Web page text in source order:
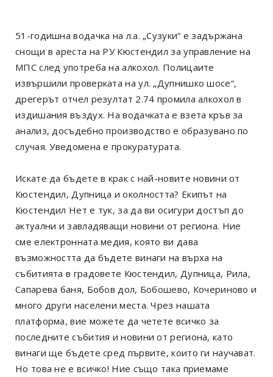
51-годишна водачка на л.а. „Сузуки“ е задържана
снощи в ареста на РУ Кюстендил за управление на
МПС след употреба на алкохол. Полицаите
извършили проверката на ул. „Дупнишко шосе“,
дрегерът отчел резултат 2.74 промила алкохол в
издишания въздух. На водачката е взета кръв за
анализ, досъдебно производство е образувано по
случая. Уведомена е прокуратурата.
Искате да бъдете в крак с най-новите новини от
Кюстендил, Дупница и околността? Екипът на
Кюстендил Нет е тук, за да ви осигури достъп до
актуални и завладяващи новини от региона. Ние
сме електронната медия, която ви дава
възможността да бъдете винаги на върха на
събитията в градовете Кюстендил, Дупница, Рила,
Сапарева баня, Бобов дол, Бобошево, Кочериново и
много други населени места. Чрез нашата
платформа, вие можете да четете всичко за
последните събития и новини от региона, като
винаги ще бъдете сред първите, които ги научават.
Но това не е всичко! Ние също така приемаме